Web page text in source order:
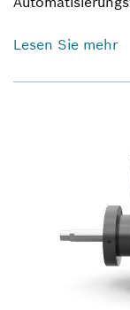
Lesen Sie mehr